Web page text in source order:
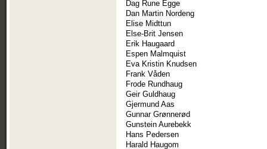
Dag Rune Egge
Dan Martin Nordeng
Elise Midttun
Else-Brit Jensen
Erik Haugaard
Espen Malmquist
Eva Kristin Knudsen
Frank Våden
Frode Rundhaug
Geir Guldhaug
Gjermund Aas
Gunnar Grønnerød
Gunstein Aurebekk
Hans Pedersen
Harald Haugom